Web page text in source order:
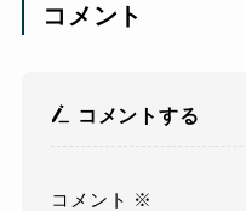
コメント
コメントする
コメント ※